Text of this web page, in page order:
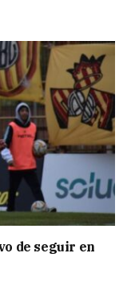
de seguir en